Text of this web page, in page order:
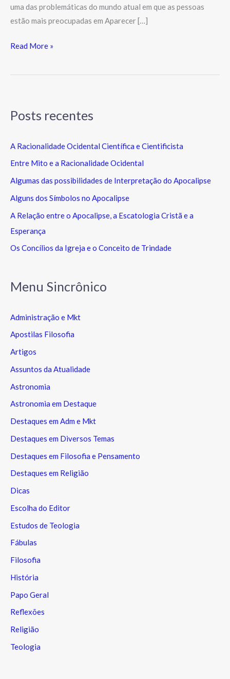
uma das problemáticas do mundo atual em que as pessoas
estão mais preocupadas em Aparecer […]
Read More »
Posts recentes
A Racionalidade Ocidental Científica e Cientificista
Entre Mito e a Racionalidade Ocidental
Algumas das possibilidades de Interpretação do Apocalipse
Alguns dos Símbolos no Apocalipse
A Relação entre o Apocalipse, a Escatologia Cristã e a
Esperança
Os Concílios da Igreja e o Conceito de Trindade
Menu Sincrônico
Administração e Mkt
Apostilas Filosofia
Artigos
Assuntos da Atualidade
Astronomia
Astronomia em Destaque
Destaques em Adm e Mkt
Destaques em Diversos Temas
Destaques em Filosofia e Pensamento
Destaques em Religião
Dicas
Escolha do Editor
Estudos de Teologia
Fábulas
Filosofia
História
Papo Geral
Reflexões
Religião
Teologia